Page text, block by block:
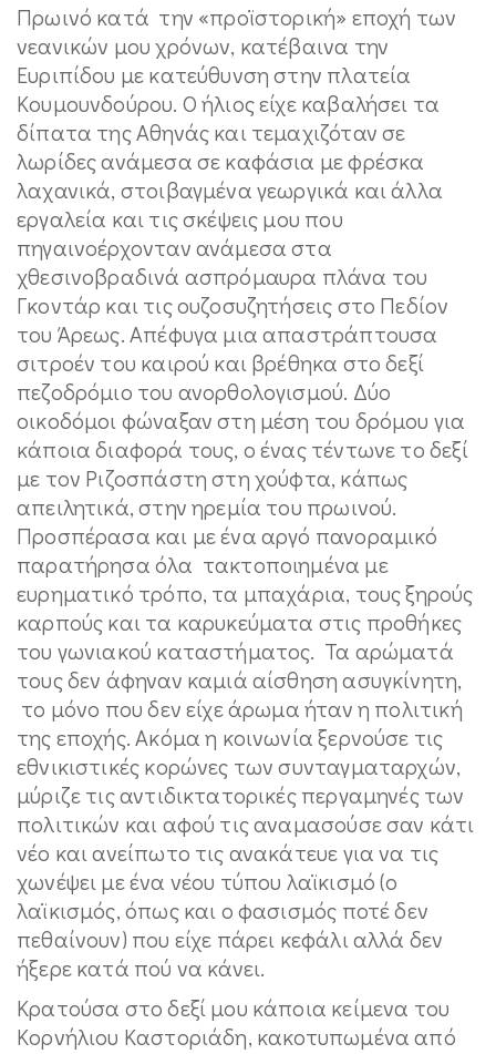
Πρωινό κατά την «προϊστορική» εποχή των
νεανικών μου χρόνων, κατέβαινα την
Ευριπίδου με κατεύθυνση στην πλατεία
Κουμουνδούρου. Ο ήλιος είχε καβαλήσει τα
δίπατα της Αθηνάς και τεμαχιζόταν σε
λωρίδες ανάμεσα σε καφάσια με φρέσκα
λαχανικά, στοιβαγμένα γεωργικά και άλλα
εργαλεία και τις σκέψεις μου που
πηγαινοέρχονταν ανάμεσα στα
χθεσινοβραδινά ασπρόμαυρα πλάνα του
Γκοντάρ και τις ουζοσυζητήσεις στο Πεδίον
του Άρεως. Απέφυγα μια απαστράπτουσα
σιτροέν του καιρού και βρέθηκα στο δεξί
πεζοδρόμιο του ανορθολογισμού. Δύο
οικοδόμοι φώναξαν στη μέση του δρόμου για
κάποια διαφορά τους, ο ένας τέντωνε το δεξί
με τον Ριζοσπάστη στη χούφτα, κάπως
απειλητικά, στην ηρεμία του πρωινού.
Προσπέρασα και με ένα αργό πανοραμικό
παρατήρησα όλα τακτοποιημένα με
ευρηματικό τρόπο, τα μπαχάρια, τους ξηρούς
καρπούς και τα καρυκεύματα στις προθήκες
του γωνιακού καταστήματος. Τα αρώματά
τους δεν άφηναν καμιά αίσθηση ασυγκίνητη,
το μόνο που δεν είχε άρωμα ήταν η πολιτική
της εποχής. Ακόμα η κοινωνία ξερνούσε τις
εθνικιστικές κορώνες των συνταγματαρχών,
μύριζε τις αντιδικτατορικές περγαμηνές των
πολιτικών και αφού τις αναμασούσε σαν κάτι
νέο και ανείπωτο τις ανακάτευε για να τις
χωνέψει με ένα νέου τύπου λαϊκισμό (ο
λαϊκισμός, όπως και ο φασισμός ποτέ δεν
πεθαίνουν) που είχε πάρει κεφάλι αλλά δεν
ήξερε κατά πού να κάνει.
Κρατούσα στο δεξί μου κάποια κείμενα του
Κορνήλιου Καστοριάδη, κακοτυπωμένα από